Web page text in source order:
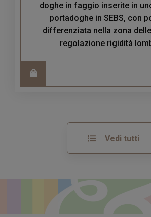
doghe in faggio inserite in
portadoghe in SEBS, con
differenziata nella zona
regolazione rigidità
Vedi tutti